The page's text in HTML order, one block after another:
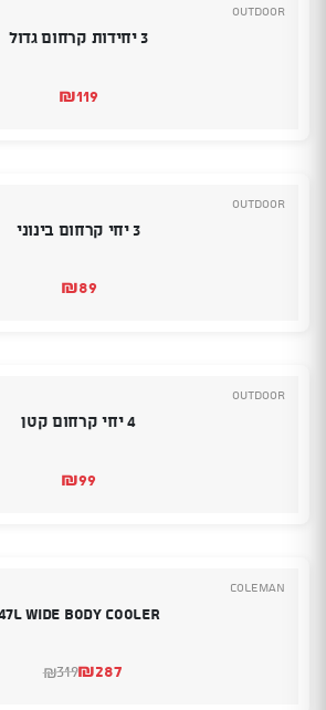
Outdoor
3 יחידות קרחום גדול
₪119
Outdoor
3 יחי קרחום בינוני
₪89
Outdoor
4 יחי קרחום קטן
₪99
Coleman
Wide Body Cooler
₪319
המחיר₪287
המחיר